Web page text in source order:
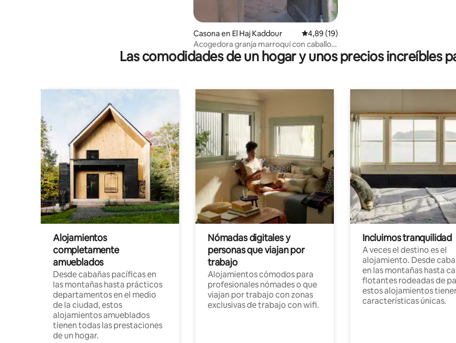
Casona en El Haj Kaddour Calificación promedio: 4,89 de 5. 19
4,89 (19)
Acogedora granja marroquí con caballos
árabes
Las comodidades de un hogar y unos precios increíbles
Alojamientos
completamente
amueblados
Desde cabañas pacíficas en
las montañas hasta prácticos
departamentos en el medio
de la ciudad, estos
alojamientos amueblados
tienen todas las prestaciones
de un hogar.
Nómadas digitales y
personas que viajan por
trabajo
Alojamientos cómodos para
profesionales nómades o que
viajan por trabajo con zonas
exclusivas de trabajo con wifi.
Incluimos tranquilidad
A veces el destino es el
alojamiento. Desde
en las montañas hasta
flotantes rodeadas de
estos alojamientos
características únicas.